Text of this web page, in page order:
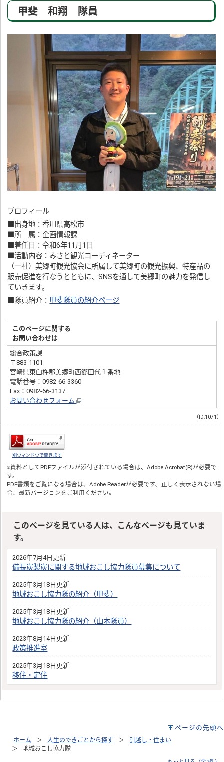
甲斐 和翔 隊員
プロフィール
■出身地：香川県高松市
■所 属：企画情報課
■着任日：令和6年11月1日
■活動内容：みさと観光コーディネーター
（一社）美郷町観光協会に所属して美郷町の観光振興、特産品の
販売促進を行なうとともに、SNSを通して美郷町の魅力を発信し
ていきます。
■隊員紹介： 甲斐隊員の紹介ページ
このページに関する
お問い合わせは
総合政策課
〒883-1101
宮崎県東臼杵郡美郷町西郷田代１番地
電話番号：0982-66-3360
Fax：0982-66-3137
お問い合わせフォーム
（ID:1071）
別ウィンドウで開きます
※資料としてPDFファイルが添付されている場合は、Adobe Acrobat(R)が必要で
す。
PDF書類をご覧になる場合は、Adobe Readerが必要です。正しく表示されない場
合、最新バージョンをご利用ください。
このページを見ている人は、こんなページも見ていま
す。
2026年7月4日更新
備長炭製炭に関する地域おこし協力隊員募集について
2025年3月18日更新
地域おこし協力隊の紹介（甲斐）
2025年3月18日更新
地域おこし協力隊の紹介（山本隊員）
2023年8月14日更新
政策推進室
2025年3月18日更新
移住・定住
ページの先頭へ
ホーム 人生のできごとから探す
引越し・住まい
地域おこし協力隊